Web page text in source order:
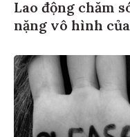
Lao động chăm
nặng vô hình